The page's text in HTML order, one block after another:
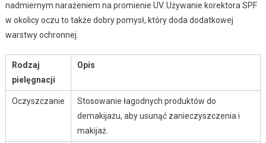
nadmiernym narażeniem na promienie UV. Używanie korektora SPF
w okolicy oczu to także dobry pomysł, który doda dodatkowej
warstwy ochronnej.
Rodzaj
pielęgnacji
Opis
Oczyszczanie
Stosowanie łagodnych produktów do
demakijażu, aby usunąć zanieczyszczenia i
makijaż.